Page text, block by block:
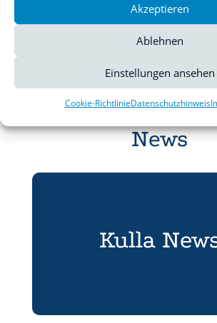
Akzeptieren
Ablehnen
Einstellungen ansehen
Cookie-RichtlinieDatenschutzhinweis
News
Kulla